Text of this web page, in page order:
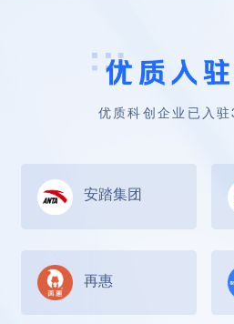
优质科创企业已入
安踏集团
再惠